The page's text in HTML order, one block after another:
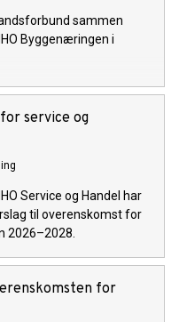
sammen
Byggenæringen i
service og
Service og Handel har
til overenskomst for
2026–2028.
for